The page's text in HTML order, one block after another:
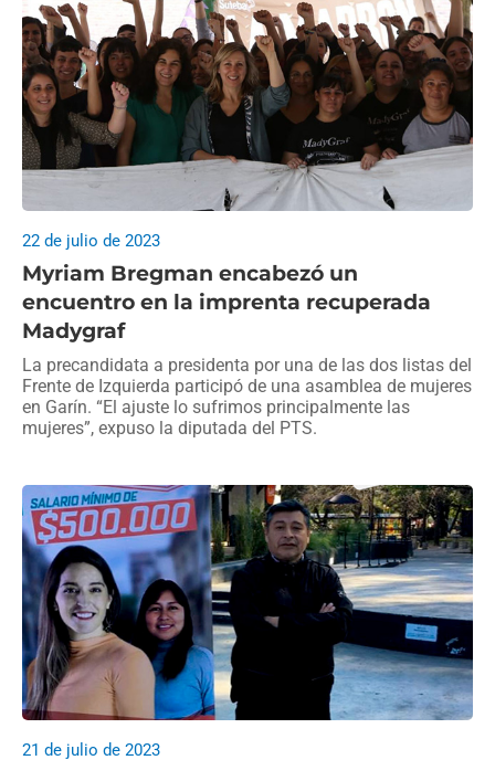
Myriam Bregman encabezó un
encuentro en la imprenta recuperada
Madygraf
22 de julio de 2023
La precandidata a presidenta por una de las dos listas del
Frente de Izquierda participó de una asamblea de mujeres
en Garín. “El ajuste lo sufrimos principalmente las
mujeres”, expuso la diputada del PTS.
21 de julio de 2023